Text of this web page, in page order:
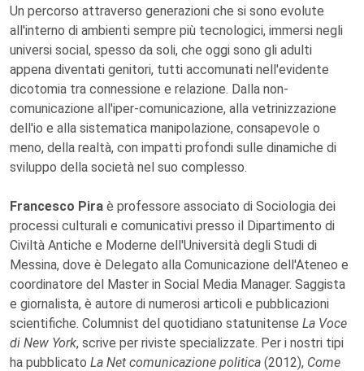
Un percorso attraverso generazioni che si sono evolute
all'interno di ambienti sempre più tecnologici, immersi negli
universi social, spesso da soli, che oggi sono gli adulti
appena diventati genitori, tutti accomunati nell'evidente
dicotomia tra connessione e relazione. Dalla non-
comunicazione all'iper-comunicazione, alla vetrinizzazione
dell'io e alla sistematica manipolazione, consapevole o
meno, della realtà, con impatti profondi sulle dinamiche di
sviluppo della società nel suo complesso.
Francesco Pira è professore associato di Sociologia dei
processi culturali e comunicativi presso il Dipartimento di
Civiltà Antiche e Moderne dell'Università degli Studi di
Messina, dove è Delegato alla Comunicazione dell'Ateneo e
coordinatore del Master in Social Media Manager. Saggista
e giornalista, è autore di numerosi articoli e pubblicazioni
scientifiche. Columnist del quotidiano statunitense La Voce
di New York, scrive per riviste specializzate. Per i nostri tipi
ha pubblicato La Net comunicazione politica (2012), Come